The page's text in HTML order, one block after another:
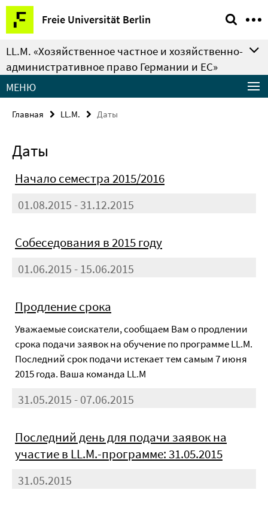
Springe
direkt
zu
Inhalt
Freie Universität Berlin
Сервисная
навигация
LL.M. «Хозяйственное частное и хозяйственно-
административное право Германии и ЕС»
MEНЮ
Главная LL.M. Даты
Даты
Начало семестра 2015/2016
01.08.2015 - 31.12.2015
Собеседования в 2015 году
01.06.2015 - 15.06.2015
Продление срока
Уважаемые соискатели, сообщаем Вам о продлении
срока подачи заявок на обучение по программе LL.M.
Последний срок подачи истекает тем самым 7 июня
2015 года. Ваша команда LL.M
31.05.2015 - 07.06.2015
Последний день для подачи заявок на
участие в LL.M.-программе: 31.05.2015
31.05.2015